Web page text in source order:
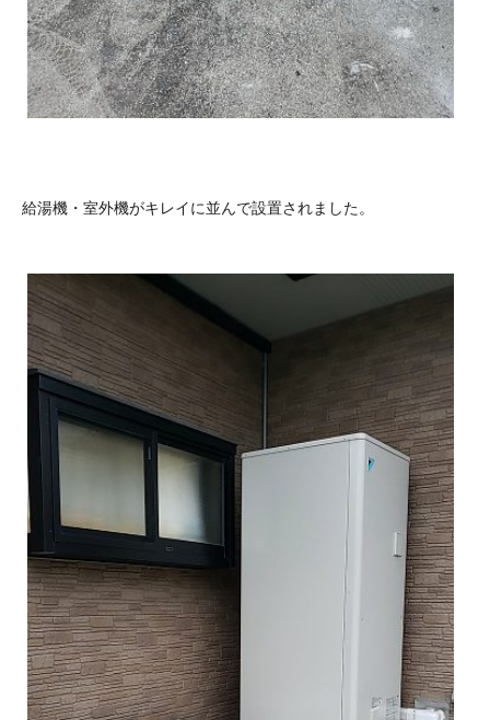
給湯機・室外機がキレイに並んで設置されました。